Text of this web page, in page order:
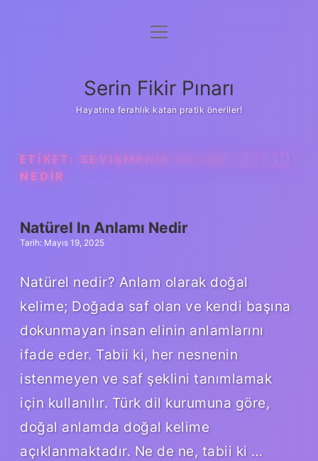
Gizlilik Politikası
Yasal Uyarı
menüyü
Serin Fikir Pınarı
Hayatına ferahlık katan pratik öneriler!
ETIKET: SEVIŞMENIN KELIME ANLAMI
NEDIR
Natürel In Anlamı Nedir
Tarih: Mayıs 19, 2025
Natürel nedir? Anlam olarak doğal
kelime; Doğada saf olan ve kendi başına
dokunmayan insan elinin anlamlarını
ifade eder. Tabii ki, her nesnenin
istenmeyen ve saf şeklini tanımlamak
için kullanılır. Türk dil kurumuna göre,
doğal anlamda doğal kelime
açıklanmaktadır. Ne de ne, tabii ki …